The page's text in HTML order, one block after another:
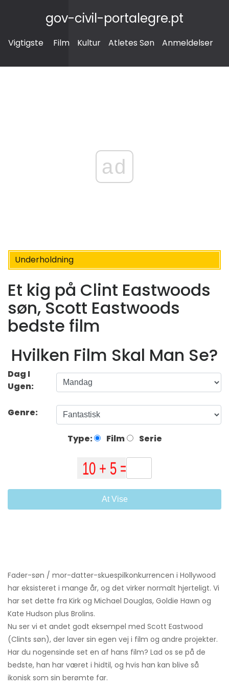
gov-civil-portalegre.pt
Vigtigste Film Kultur Atletes Søn Anmeldelser
ad
Underholdning
Et kig på Clint Eastwoods
søn, Scott Eastwoods
bedste film
Hvilken Film Skal Man Se?
Dag I
Ugen:
Genre:
Type: Film Serie
At Vise
Fader-søn / mor-datter-skuespilkonkurrencen i Hollywood
har eksisteret i mange år, og det virker normalt hjerteligt. Vi
har set dette fra Kirk og Michael Douglas, Goldie Hawn og
Kate Hudson plus Brolins.
Nu ser vi et andet godt eksempel med Scott Eastwood
(Clints søn), der laver sin egen vej i film og andre projekter.
Har du nogensinde set en af ​​hans film? Lad os se på de
bedste, han har været i hidtil, og hvis han kan blive så
ikonisk som sin berømte far.